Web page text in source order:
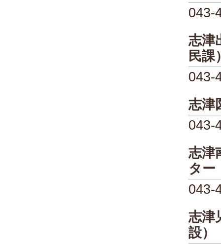
043-
志津
民課
043-
志津
043-
志津
ター
043-
志津
設）